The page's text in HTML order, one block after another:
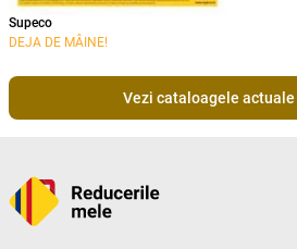
Supeco
DEJA DE MÂINE!
Vezi cataloagele